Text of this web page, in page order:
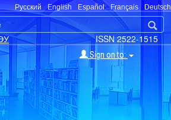
Русский English Español Français Deutsch
ISSN 2522-1515
Sign on to: